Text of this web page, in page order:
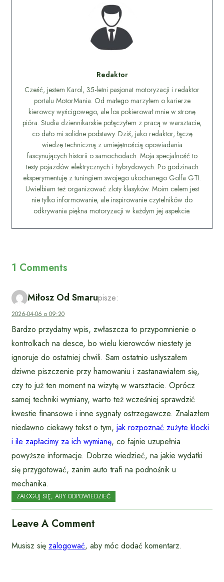
Redaktor
Cześć, jestem Karol, 35-letni pasjonat motoryzacji i redaktor
portalu MotorMania. Od małego marzyłem o karierze
kierowcy wyścigowego, ale los pokierował mnie w stronę
pióra. Studia dziennikarskie połączyłem z pracą w warsztacie,
co dało mi solidne podstawy. Dziś, jako redaktor, łączę
wiedzę techniczną z umiejętnością opowiadania
fascynujących historii o samochodach. Moja specjalność to
testy pojazdów elektrycznych i hybrydowych. Po godzinach
eksperymentuję z tuningiem swojego ukochanego Golfa GTI.
Uwielbiam też organizować zloty klasyków. Moim celem jest
nie tylko informowanie, ale inspirowanie czytelników do
odkrywania piękna motoryzacji w każdym jej aspekcie.
1 Comments
Miłosz Od Smarupisze:
2026-04-06 o 09:20
Bardzo przydatny wpis, zwłaszcza to przypomnienie o
kontrolkach na desce, bo wielu kierowców niestety je
ignoruje do ostatniej chwili. Sam ostatnio usłyszałem
dziwne piszczenie przy hamowaniu i zastanawiałem się,
czy to już ten moment na wizytę w warsztacie. Oprócz
samej techniki wymiany, warto też wcześniej sprawdzić
kwestie finansowe i inne sygnały ostrzegawcze. Znalazłem
niedawno ciekawy tekst o tym, jak rozpoznać zużyte klocki
i ile zapłacimy za ich wymianę, co fajnie uzupełnia
powyższe informacje. Dobrze wiedzieć, na jakie wydatki
się przygotować, zanim auto trafi na podnośnik u
mechanika.
ZALOGUJ SIĘ, ABY ODPOWIEDZIEĆ
Leave A Comment
Musisz się zalogować, aby móc dodać komentarz.